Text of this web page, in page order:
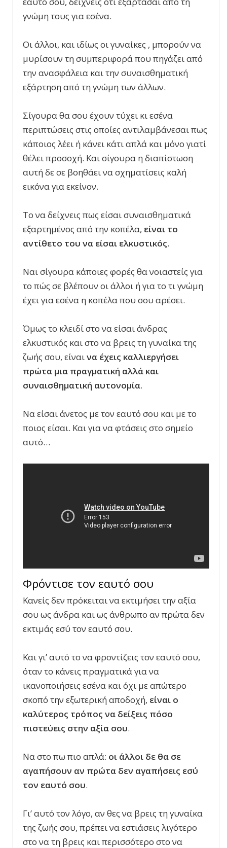
γνώμη τους για εσένα.
Οι άλλοι, και ιδίως οι γυναίκες , μπορούν να
μυρίσουν τη συμπεριφορά που πηγάζει από
την ανασφάλεια και την συναισθηματική
εξάρτηση από τη γνώμη των άλλων.
Σίγουρα θα σου έχουν τύχει κι εσένα
περιπτώσεις στις οποίες αντιλαμβάνεσαι πως
κάποιος λέει ή κάνει κάτι απλά και μόνο γιατί
θέλει προσοχή. Και σίγουρα η διαπίστωση
αυτή δε σε βοηθάει να σχηματίσεις καλή
εικόνα για εκείνον.
Το να δείχνεις πως είσαι συναισθηματικά
εξαρτημένος από την κοπέλα, είναι το
αντίθετο του να είσαι ελκυστικός.
Ναι σίγουρα κάποιες φορές θα νοιαστείς για
το πώς σε βλέπουν οι άλλοι ή για το τι γνώμη
έχει για εσένα η κοπέλα που σου αρέσει.
Όμως το κλειδί στο να είσαι άνδρας
ελκυστικός και στο να βρεις τη γυναίκα της
ζωής σου, είναινα έχεις καλλιεργήσει
πρώτα μια πραγματική αλλά και
συναισθηματική αυτονομία.
Να είσαι άνετος με τον εαυτό σου και με το
ποιος είσαι. Και για να φτάσεις στο σημείο
αυτό…
Φρόντισε τον εαυτό σου
Κανείς δεν πρόκειται να εκτιμήσει την αξία
σου ως άνδρα και ως άνθρωπο αν πρώτα δεν
εκτιμάς εσύ τον εαυτό σου.
Και γι’ αυτό το να φροντίζεις τον εαυτό σου,
όταν το κάνεις πραγματικά για να
ικανοποιήσεις εσένα και όχι με απώτερο
σκοπό την εξωτερική αποδοχή, είναι ο
καλύτερος τρόπος να δείξεις πόσο
πιστεύεις στην αξία σου.
Να στο πω πιο απλά: οι άλλοι δε θα σε
αγαπήσουν αν πρώτα δεν αγαπήσεις εσύ
τον εαυτό σου.
Γι’ αυτό τον λόγο, αν θες να βρεις τη γυναίκα
της ζωής σου, πρέπει να εστιάσεις λιγότερο
στο να τη βρεις και περισσότερο στο να